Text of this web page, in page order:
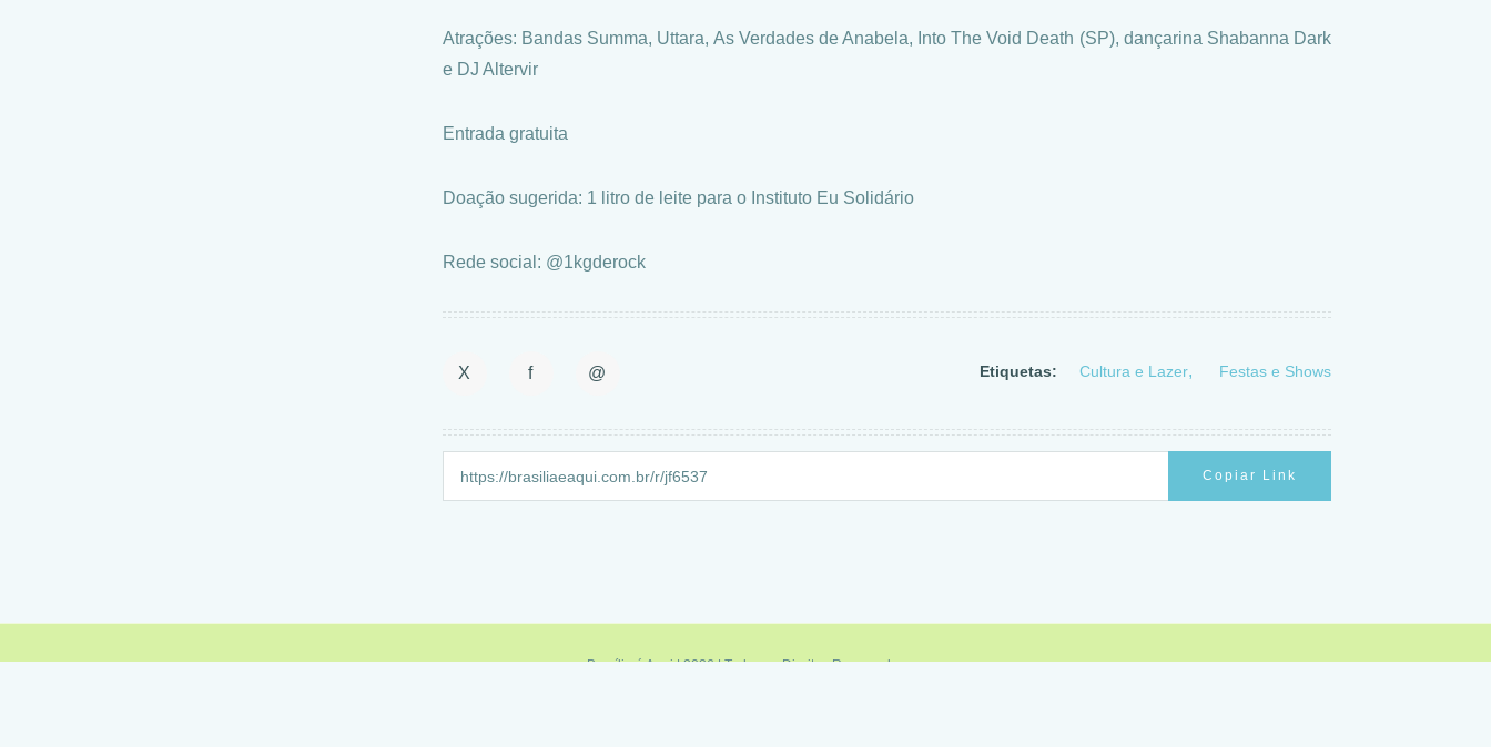
Atrações: Bandas Summa, Uttara, As Verdades de Anabela, Into The Void Death (SP), dançarina Shabanna Dark
e DJ Altervir
Entrada gratuita
Doação sugerida: 1 litro de leite para o Instituto Eu Solidário
Rede social: @1kgderock
X f @ Etiquetas: Cultura e Lazer Festas e Shows
Copiar Link
Brasília é Aqui | 2026 | Todos os Direitos Reservados